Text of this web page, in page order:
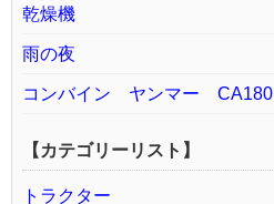
乾燥機
雨の夜
コンバイン ヤンマー CA180
【カテゴリーリスト】
トラクター